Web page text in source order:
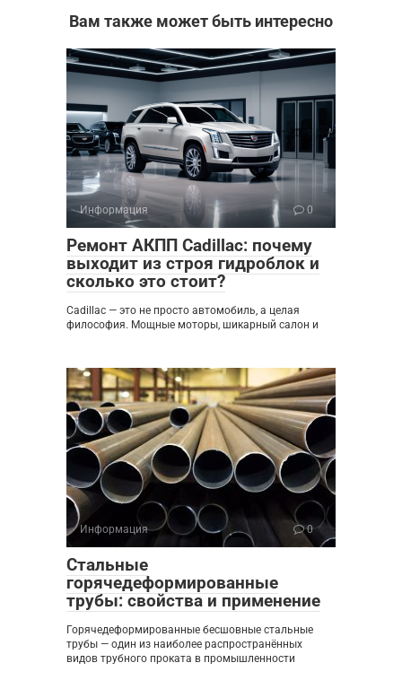
Вам также может быть интересно
Информация 0
Ремонт АКПП Cadillac: почему
выходит из строя гидроблок и
сколько это стоит?
Cadillac — это не просто автомобиль, а целая
философия. Мощные моторы, шикарный салон и
Информация 0
Стальные
горячедеформированные
трубы: свойства и применение
Горячедеформированные бесшовные стальные
трубы — один из наиболее распространённых
видов трубного проката в промышленности